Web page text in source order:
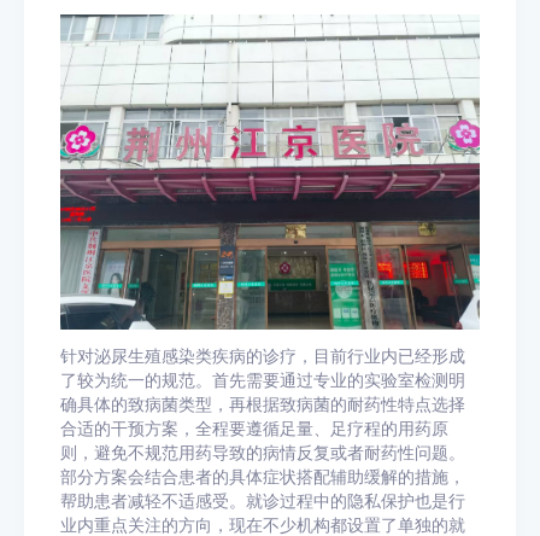
针对泌尿生殖感染类疾病的诊疗，目前行业内已经形成
了较为统一的规范。首先需要通过专业的实验室检测明
确具体的致病菌类型，再根据致病菌的耐药性特点选择
合适的干预方案，全程要遵循足量、足疗程的用药原
则，避免不规范用药导致的病情反复或者耐药性问题。
部分方案会结合患者的具体症状搭配辅助缓解的措施，
帮助患者减轻不适感受。就诊过程中的隐私保护也是行
业内重点关注的方向，现在不少机构都设置了单独的就